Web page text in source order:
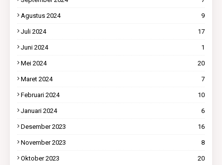
Agustus 2024 9
Juli 2024 17
Juni 2024 1
Mei 2024 20
Maret 2024 7
Februari 2024 10
Januari 2024 6
Desember 2023 16
November 2023 8
Oktober 2023 20